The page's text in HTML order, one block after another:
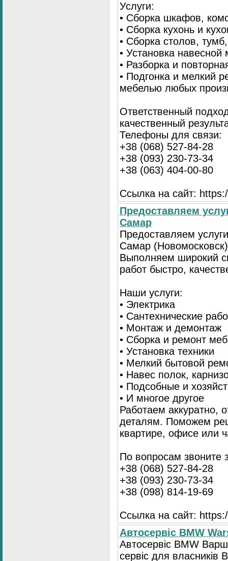
Услуги:
• Сборка шкафов,
• Сборка кухонь и
• Сборка столов,
• Установка
• Разборка и
• Подгонка и мелкий
мебелью любых
Ответственный
качественный
Телефоны для связи:
+38 (068) 527-84-28
+38 (093) 230-73-34
+38 (063) 404-00-80
Ссылка на сайт:
Предоставляем
Самар
Предоставляем
Самар
Выполняем широкий
работ быстро,
Наши услуги:
• Электрика
• Сантехнические
• Монтаж и демонтаж
• Сборка и ремонт
• Установка техники
• Мелкий бытовой
• Навес полок,
• Подсобные и
• И многое другое
Работаем аккуратно,
деталям. Поможем
квартире, офисе или
По вопросам звоните
+38 (068) 527-84-28
+38 (093) 230-73-34
+38 (098) 814-19-69
Ссылка на сайт:
Автосервіс BMW
Автосервіс BMW
сервіс для власників